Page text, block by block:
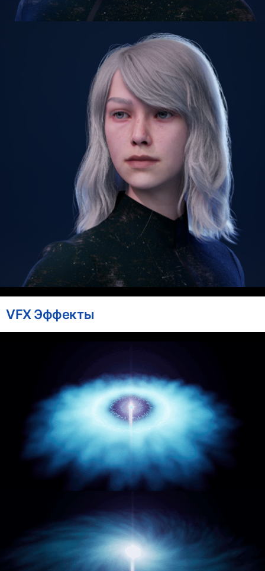
VFX Эффекты